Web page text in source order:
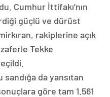
Cumhur İttifakı’nın
güçlü ve dürüst
rakiplerine açık
Tekke
da yansıtan
göre tam 1.561